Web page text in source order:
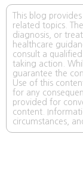
This blog
related topics.
diagnosis, or
healthcare
consult a
taking action.
guarantee the
Use of this
for any
provided for
content.
circumstances,